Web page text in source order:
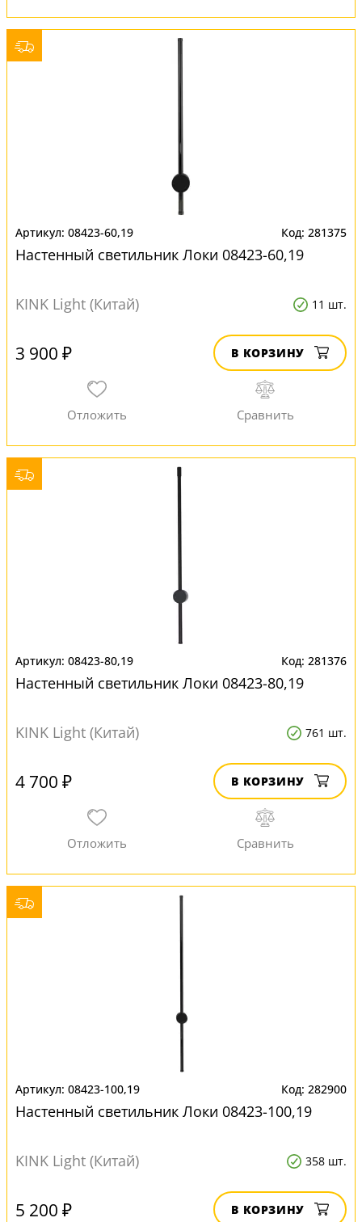
08423-60,19 281375
Настенный светильник Локи 08423-60,19
KINK Light (Китай) 11 шт.
3 900 ₽ В КОРЗИНУ
08423-80,19 281376
Настенный светильник Локи 08423-80,19
KINK Light (Китай) 761 шт.
4 700 ₽ В КОРЗИНУ
08423-100,19 282900
Настенный светильник Локи 08423-100,19
KINK Light (Китай) 358 шт.
5 200 ₽ В КОРЗИНУ